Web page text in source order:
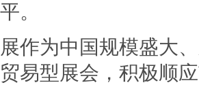
。
作为中国规模盛大
易型展会，积极顺